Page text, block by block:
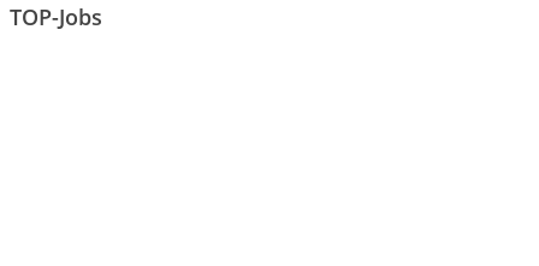
TOP-Jobs